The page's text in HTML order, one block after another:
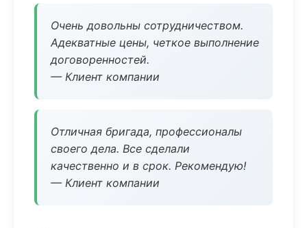
Очень довольны сотрудничеством.
Адекватные цены, четкое выполнение
договоренностей.
— Клиент компании
Отличная бригада, профессионалы
своего дела. Все сделали
качественно и в срок. Рекомендую!
— Клиент компании